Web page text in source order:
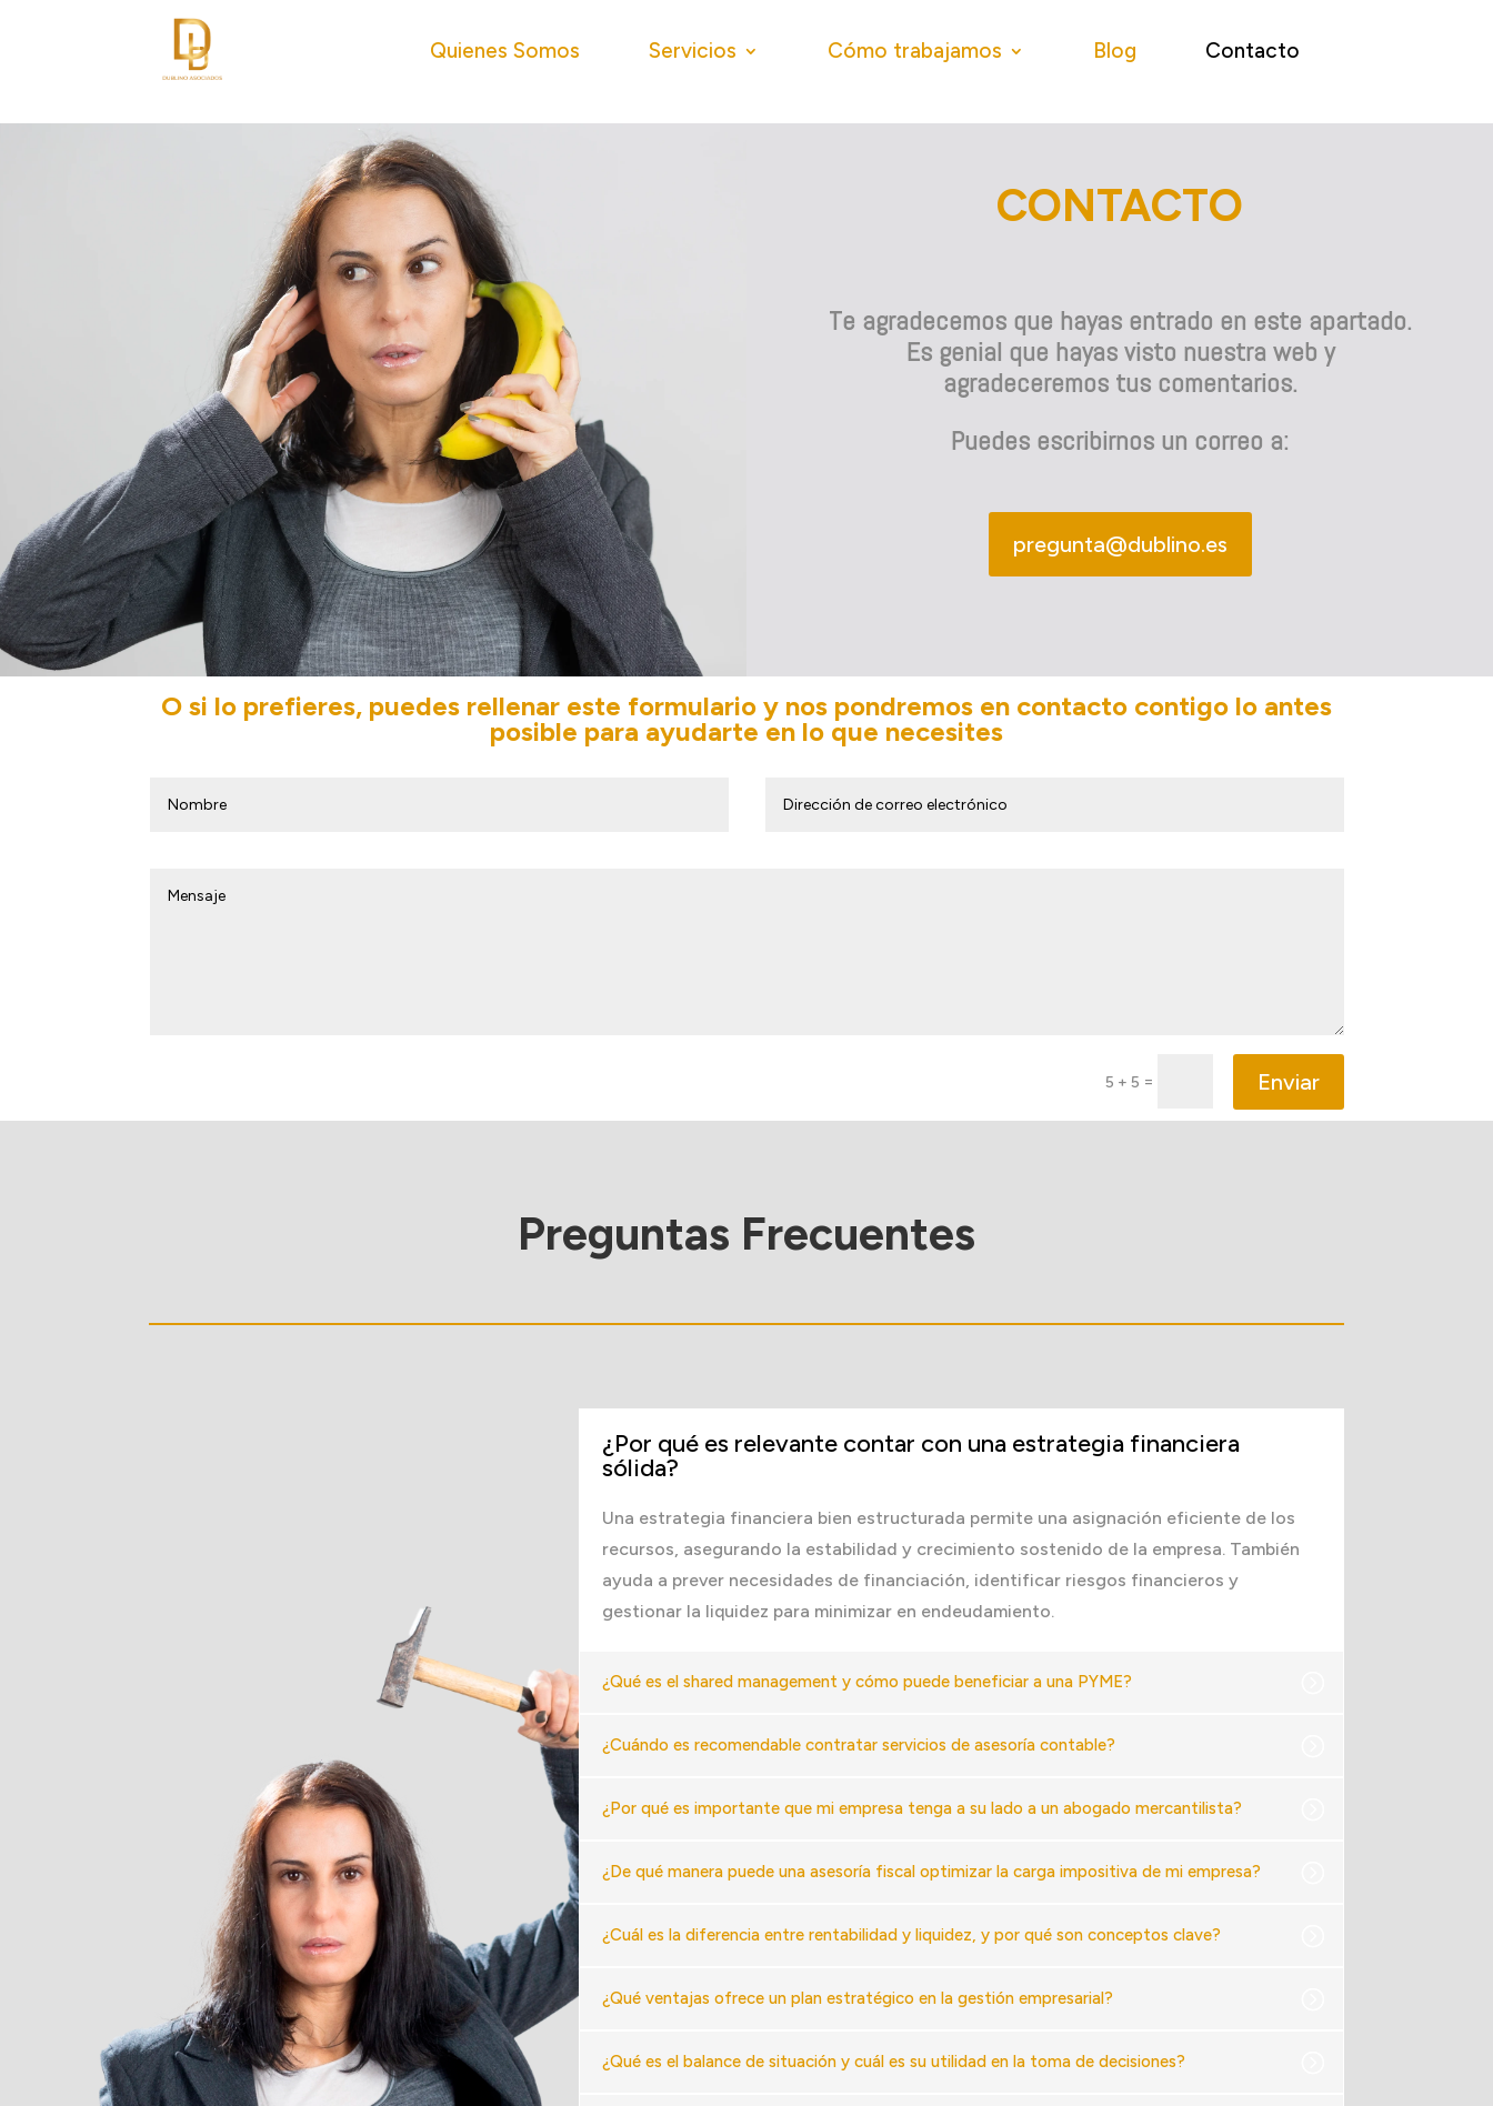
Quienes Somos Servicios Cómo trabajamos Blog Contacto
CONTACTO
Te agradecemos que hayas entrado en este apartado.
Es genial que hayas visto nuestra web y
agradeceremos tus comentarios.
Puedes escribirnos un correo a:
pregunta@dublino.es
O si lo prefieres, puedes rellenar este formulario y nos pondremos en contacto contigo lo antes
posible para ayudarte en lo que necesites
5 + 5 = Enviar
Preguntas Frecuentes
¿Por qué es relevante contar con una estrategia financiera
sólida?
Una estrategia financiera bien estructurada permite una asignación eficiente de los
recursos, asegurando la estabilidad y crecimiento sostenido de la empresa. También
ayuda a prever necesidades de financiación, identificar riesgos financieros y
gestionar la liquidez para minimizar en endeudamiento.
¿Qué es el shared management y cómo puede beneficiar a una PYME?
¿Cuándo es recomendable contratar servicios de asesoría contable?
¿Por qué es importante que mi empresa tenga a su lado a un abogado mercantilista?
¿De qué manera puede una asesoría fiscal optimizar la carga impositiva de mi empresa?
¿Cuál es la diferencia entre rentabilidad y liquidez, y por qué son conceptos clave?
¿Qué ventajas ofrece un plan estratégico en la gestión empresarial?
¿Qué es el balance de situación y cuál es su utilidad en la toma de decisiones?